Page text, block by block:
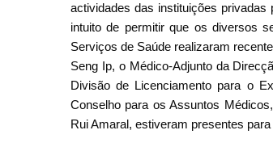
actividades das instituições privadas
intuito de permitir que os diversos
Serviços de Saúde realizaram
Seng Ip, o Médico-Adjunto da
Divisão de Licenciamento para o
Conselho para os Assuntos
Rui Amaral, estiveram presentes